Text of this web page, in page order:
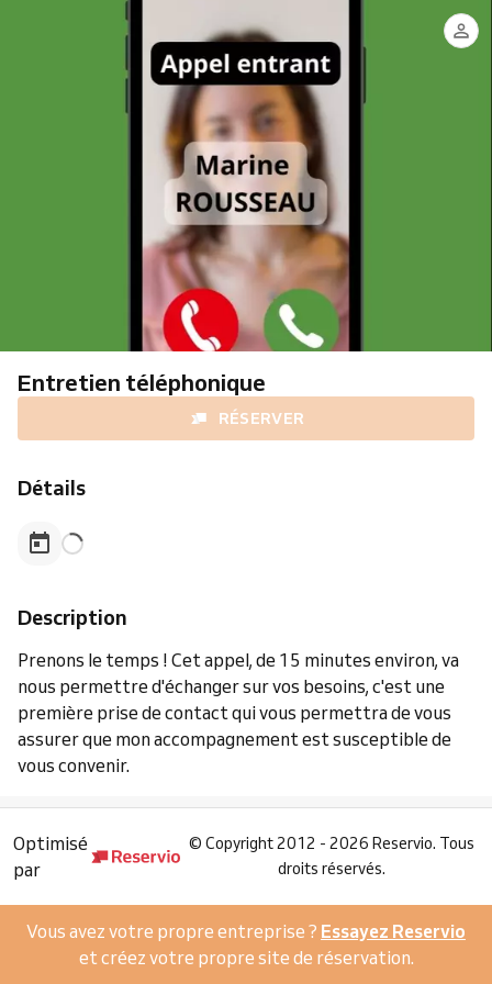
Entretien téléphonique
RÉSERVER
Détails
Description
Prenons le temps ! Cet appel, de 15 minutes environ, va
nous permettre d'échanger sur vos besoins, c'est une
première prise de contact qui vous permettra de vous
assurer que mon accompagnement est susceptible de
vous convenir.
Optimisé
par
© Copyright 2012 - 2026 Reservio. Tous
droits réservés.
Vous avez votre propre entreprise ? Essayez Reservio
et créez votre propre site de réservation.